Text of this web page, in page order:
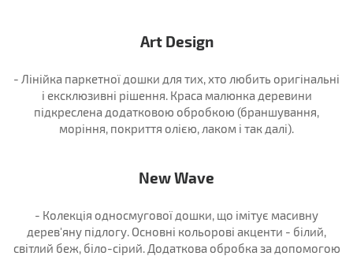
Art Design
- Лінійка паркетної дошки для тих, хто любить оригінальні
і ексклюзивні рішення. Краса малюнка деревини
підкреслена додатковою обробкою (браншування,
моріння, покриття олією, лаком і так далі).
New Wave
- Колекція односмугової дошки, що імітує масивну
дерев'яну підлогу. Основні кольорові акценти - білий,
світлий беж, біло-сірий. Додаткова обробка за допомогою